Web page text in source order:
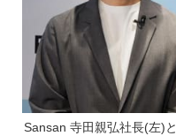
Sansan 寺田親弘社長(左)